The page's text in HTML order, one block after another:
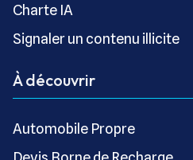
Charte IA
Signaler un contenu illicite
À découvrir
Automobile Propre